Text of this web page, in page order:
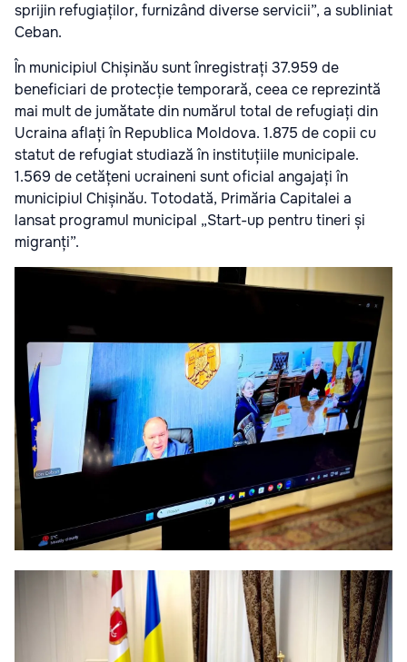
sprijin refugiaților, furnizând diverse servicii”, a subliniat
Ceban.
În municipiul Chișinău sunt înregistrați 37.959 de
beneficiari de protecție temporară, ceea ce reprezintă
mai mult de jumătate din numărul total de refugiați din
Ucraina aflați în Republica Moldova. 1.875 de copii cu
statut de refugiat studiază în instituțiile municipale.
1.569 de cetățeni ucraineni sunt oficial angajați în
municipiul Chișinău. Totodată, Primăria Capitalei a
lansat programul municipal „Start-up pentru tineri și
migranți”.